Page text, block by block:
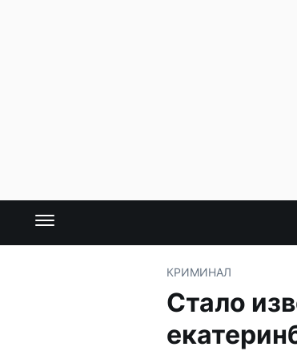
КРИМИНАЛ
Стало